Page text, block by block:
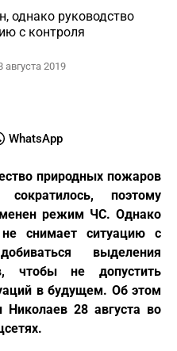
однако руководство
с контроля
августа 2019
WhatsApp
природных пожаров
поэтому
режим ЧС. Однако
не снимает ситуацию с
выделения
чтобы не допустить
в будущем. Об этом
28 августа во